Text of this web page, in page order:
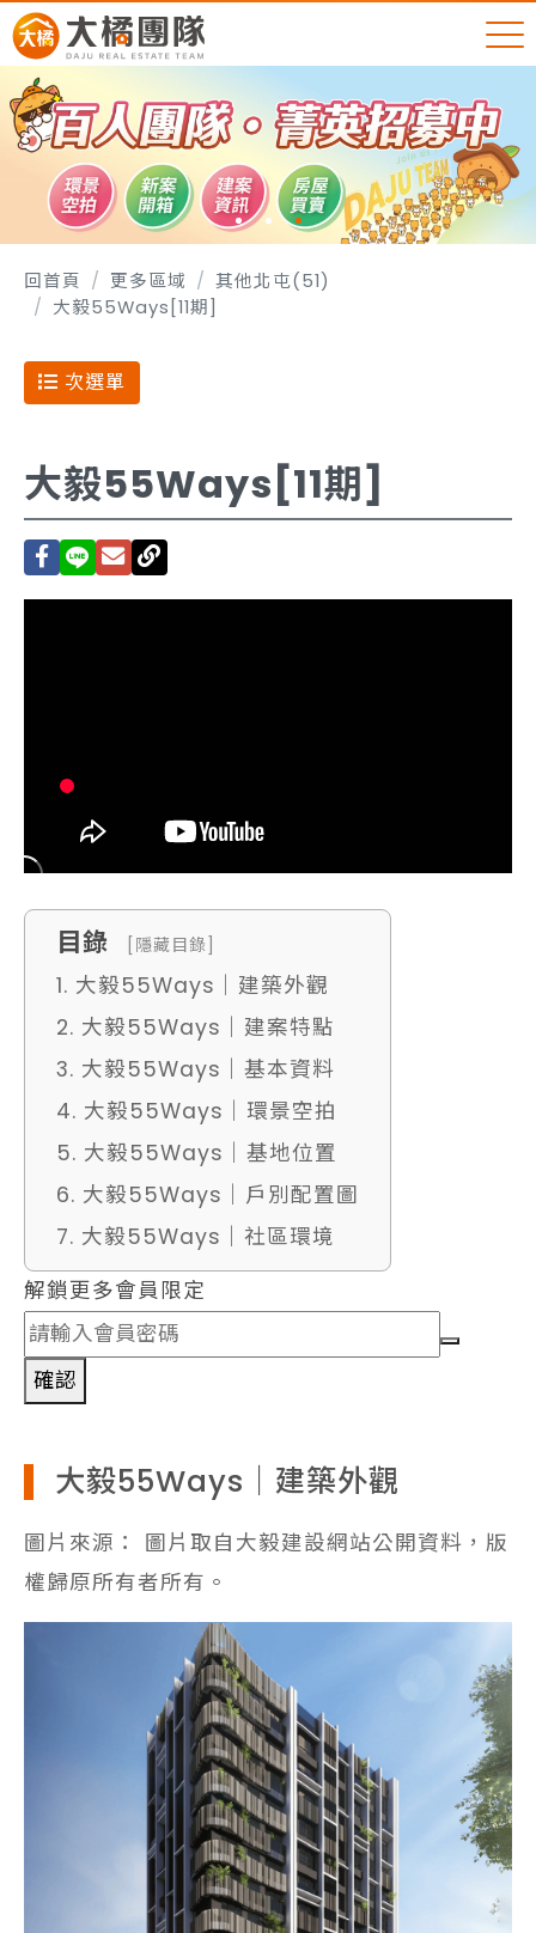
回首頁 更多區域
其他北屯(51)
大毅55Ways[11期]
次選單
大毅55Ways[11期]
目錄 [隱藏目錄]
1. 大毅55Ways｜建築外觀
2. 大毅55Ways｜建案特點
3. 大毅55Ways｜基本資料
4. 大毅55Ways｜環景空拍
5. 大毅55Ways｜基地位置
6. 大毅55Ways｜戶別配置圖
7. 大毅55Ways｜社區環境
解鎖更多會員限定
確認
大毅55Ways｜建築外觀
圖片來源： 圖片取自大毅建設網站公開資料，版
權歸原所有者所有。